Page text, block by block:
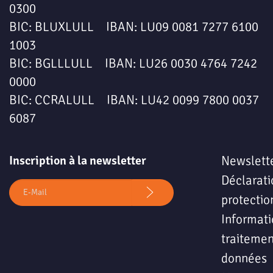
0300
BIC: BLUXLULL IBAN: LU09 0081 7277 6100
1003
BIC: BGLLLULL IBAN: LU26 0030 4764 7242
0000
BIC: CCRALULL IBAN: LU42 0099 7800 0037
6087
Inscription à la newsletter
données